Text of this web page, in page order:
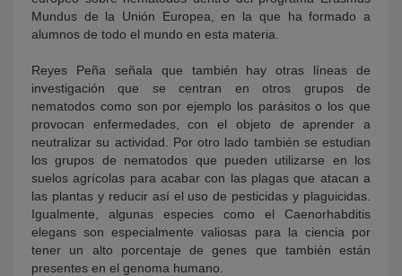
Mundus de la Unión Europea, en la que ha formado a
alumnos de todo el mundo en esta materia.
Reyes Peña señala que también hay otras líneas de
investigación que se centran en otros grupos de
nematodos como son por ejemplo los parásitos o los que
provocan enfermedades, con el objeto de aprender a
neutralizar su actividad. Por otro lado también se estudian
los grupos de nematodos que pueden utilizarse en los
suelos agrícolas para acabar con las plagas que atacan a
las plantas y reducir así el uso de pesticidas y plaguicidas.
Igualmente, algunas especies como el Caenorhabditis
elegans son especialmente valiosas para la ciencia por
tener un alto porcentaje de genes que también están
presentes en el genoma humano.